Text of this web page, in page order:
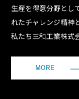
生産を得意分野とし
れたチャレンジ精神
私たち三和工業株式
MORE